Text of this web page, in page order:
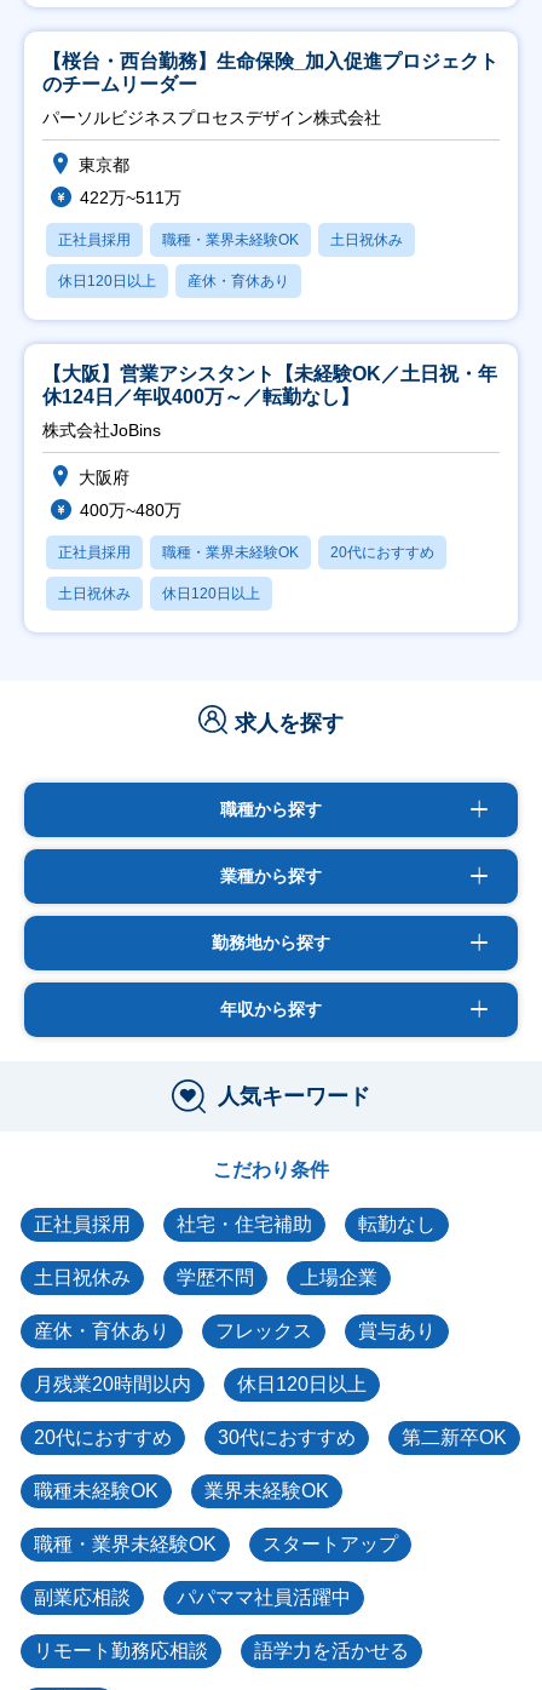
【桜台・西台勤務】生命保険_加入促進プロジェクト
のチームリーダー
パーソルビジネスプロセスデザイン株式会社
東京都
422万~511万
正社員採用 職種・業界未経験OK 土日祝休み
休日120日以上 産休・育休あり
【大阪】営業アシスタント【未経験OK／土日祝・年
休124日／年収400万～／転勤なし】
株式会社JoBins
大阪府
400万~480万
正社員採用 職種・業界未経験OK 20代におすすめ
土日祝休み 休日120日以上
求人を探す
職種から探す
業種から探す
勤務地から探す
年収から探す
人気キーワード
こだわり条件
正社員採用 社宅・住宅補助 転勤なし
土日祝休み 学歴不問 上場企業
産休・育休あり フレックス 賞与あり
月残業20時間以内 休日120日以上
20代におすすめ 30代におすすめ 第二新卒OK
職種未経験OK 業界未経験OK
職種・業界未経験OK スタートアップ
副業応相談 パパママ社員活躍中
リモート勤務応相談 語学力を活かせる